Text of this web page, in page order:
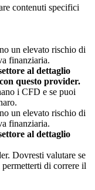
contenuti specifici
un elevato rischio di
finanziaria.
al dettaglio
questo provider.
i CFD e se puoi
un elevato rischio di
finanziaria.
al dettaglio
Dovresti valutare se
di correre il